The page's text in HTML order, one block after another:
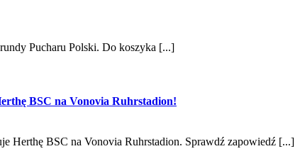
Pucharu Polski. Do koszyka [...]
BSC na Vonovia Ruhrstadion!
Herthę BSC na Vonovia Ruhrstadion. Sprawdź zapowiedź [...]